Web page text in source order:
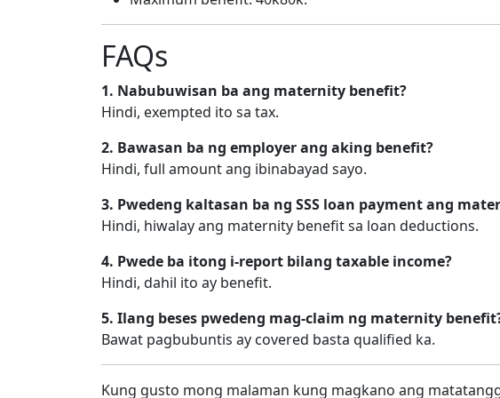
FAQs
1. Nabubuwisan ba ang maternity benefit?
Hindi, exempted ito sa tax.
2. Bawasan ba ng employer ang aking benefit?
Hindi, full amount ang ibinabayad sayo.
3. Pwedeng kaltasan ba ng SSS loan payment ang
Hindi, hiwalay ang maternity benefit sa loan deductions.
4. Pwede ba itong i-report bilang taxable income?
Hindi, dahil ito ay benefit.
5. Ilang beses pwedeng mag-claim ng maternity
Bawat pagbubuntis ay covered basta qualified ka.
Kung gusto mong malaman kung magkano ang